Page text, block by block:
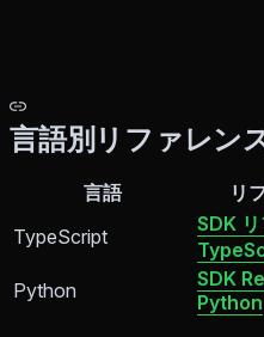
言語別リファレン
言語 リ
TypeScript
SDK
Python
SDK
Python